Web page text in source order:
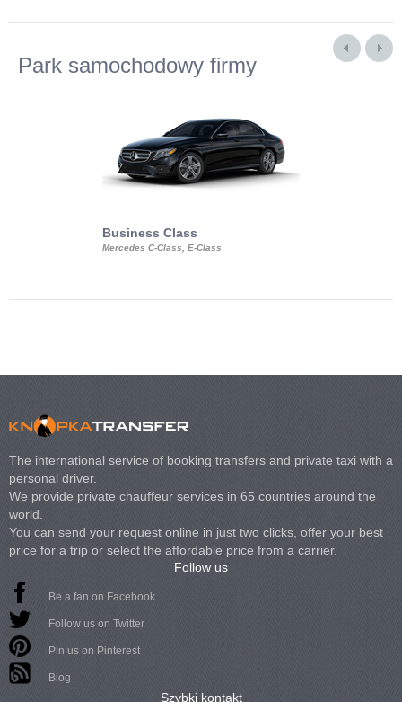
Park samochodowy firmy
Business Class
Mercedes C-Class, E-Class
The international service of booking transfers and private taxi with a
personal driver.
We provide private chauffeur services in 65 countries around the
world.
You can send your request online in just two clicks, offer your best
price for a trip or select the affordable price from a carrier.
Follow us
Be a fan on Facebook
Follow us on Twitter
Pin us on Pinterest
Blog
Szybki kontakt